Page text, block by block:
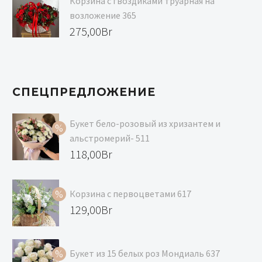
139,00Br.
129,00Br.
возложение 365
275,00Br
СПЕЦПРЕДЛОЖЕНИЕ
Букет бело-розовый из хризантем и
альстромерий- 511
Первоначальная
составляла
129,00Br.
118,00Br
цена:
118,00Br.
Корзина с первоцветами 617
Первоначальная
129,00Br
Букет из 15 белых роз Мондиаль 637